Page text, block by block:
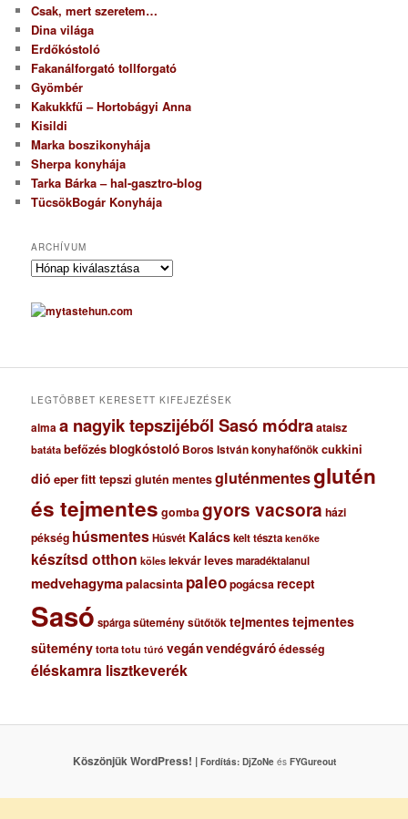
Csak, mert szeretem…
Dina világa
Erdőkóstoló
Fakanálforgató tollforgató
Gyömbér
Kakukkfű – Hortobágyi Anna
Kisildi
Marka boszikonyhája
Sherpa konyhája
Tarka Bárka – hal-gasztro-blog
TücsökBogár Konyhája
ARCHÍVUM
A
c
h
u
LEGTÖBBET KERESETT KIFEJEZÉSEK
almaa nagyik tepszijéből Sasó módraataisz
batáta befőzésblogkóstoló Boros István konyhafőnökcukkini
dió eperfitt tepszi glutén mentesgluténmentesglutén
és tejmentes gombagyors vacsora házi
pékség húsmentesHúsvét Kalácskelt tészta kenőke
készítsd otthon köles lekvárlevesmaradéktalanul
medvehagymapalacsinta paleopogácsa recept
Sasó spárgasüteménysütőtöktejmentestejmentes
süteménytorta totu túró vegánvendégváróédesség
éléskamra lisztkeverék
Köszönjük WordPress! | Fordítás: DjZoNeés FYGureout